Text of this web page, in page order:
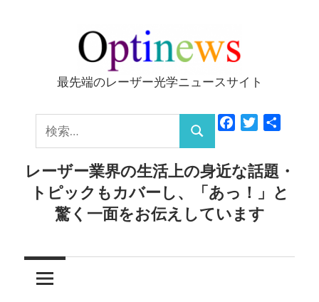
ッ
Optinews
最先端のレーザー光学ニュースサイト
索:
検
索
FacebookTwitter
レーザー業界の生活上の身近な話題・
トピックもカバーし、「あっ！」と
驚く一面をお伝えしています